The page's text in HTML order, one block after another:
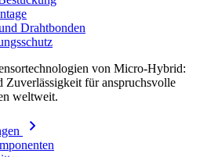
Drahtbonden
von Micro-Hybrid:
Zuverlässigkeit für anspruchsvolle
weltweit.